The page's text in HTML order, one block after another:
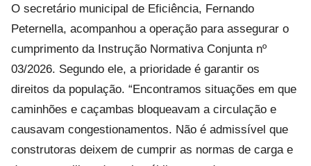
O secretário municipal de Eficiência, Fernando
Peternella, acompanhou a operação para assegurar o
cumprimento da Instrução Normativa Conjunta nº
03/2026. Segundo ele, a prioridade é garantir os
direitos da população. “Encontramos situações em que
caminhões e caçambas bloqueavam a circulação e
causavam congestionamentos. Não é admissível que
construtoras deixem de cumprir as normas de carga e